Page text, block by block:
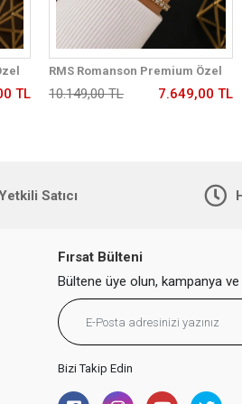
5
TL
RMS Romanson Premium Özel
Tasarım Kordon 2 Yıl Garantili 5
Atm Kadın Kol Saati+Bileklik
10.149,00 TL 7.649,00 TL
Satıcı
Fırsat Bülteni
Bültene üye olun, kampanya
Bizi Takip Edin